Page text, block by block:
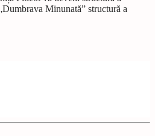
Minunată” structură a